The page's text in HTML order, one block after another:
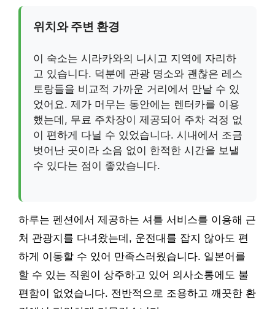
위치와 주변 환경
이 숙소는 시라카와의 니시고 지역에 자리하
고 있습니다. 덕분에 관광 명소와 괜찮은 레스
토랑들을 비교적 가까운 거리에서 만날 수 있
었어요. 제가 머무는 동안에는 렌터카를 이용
했는데, 무료 주차장이 제공되어 주차 걱정 없
이 편하게 다닐 수 있었습니다. 시내에서 조금
벗어난 곳이라 소음 없이 한적한 시간을 보낼
수 있다는 점이 좋았습니다.
하루는 펜션에서 제공하는 셔틀 서비스를 이용해 근
처 관광지를 다녀왔는데, 운전대를 잡지 않아도 편
하게 이동할 수 있어 만족스러웠습니다. 일본어를
할 수 있는 직원이 상주하고 있어 의사소통에도 불
편함이 없었습니다. 전반적으로 조용하고 깨끗한 환